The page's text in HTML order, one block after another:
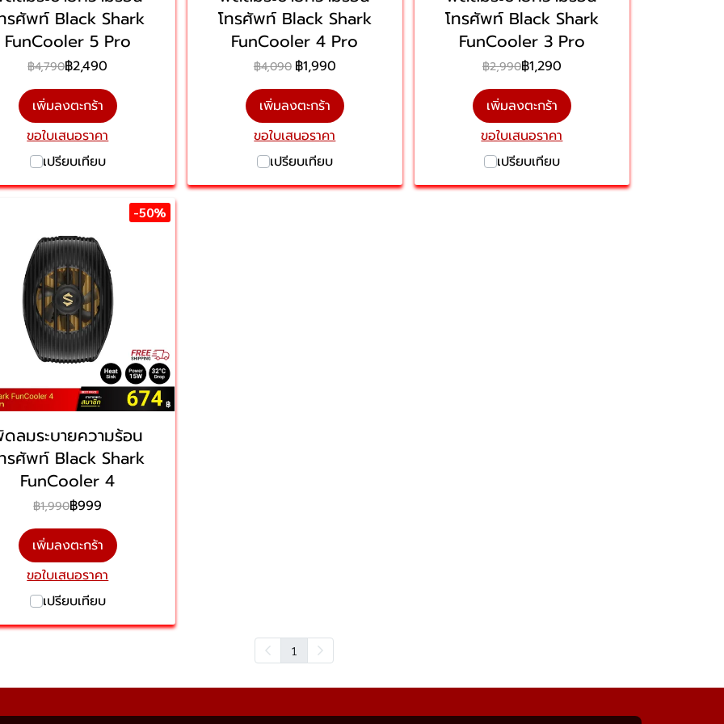
รศัพท์ Black Shark
FunCooler 5 Pro
฿4,790฿2,490
เพิ่มลงตะกร้า
ขอใบเสนอราคา
เปรียบเทียบ
โทรศัพท์ Black Shark
FunCooler 4 Pro
฿4,090 ฿1,990
เพิ่มลงตะกร้า
ขอใบเสนอราคา
เปรียบเทียบ
โทรศัพท์ Black Shark
FunCooler 3 Pro
฿2,990฿1,290
เพิ่มลงตะกร้า
ขอใบเสนอราคา
เปรียบเทียบ
-50%
ลมระบายความร้อน
รศัพท์ Black Shark
FunCooler 4
฿1,990฿999
เพิ่มลงตะกร้า
ขอใบเสนอราคา
เปรียบเทียบ
1